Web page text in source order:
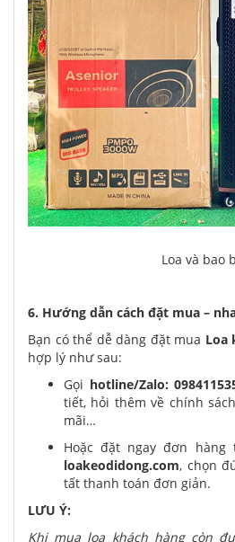
Loa và bao
6. Hướng dẫn cách đặt mua –
Bạn có thể dễ dàng đặt mua Loa
hợp lý như sau:
Gọi hotline/Zalo:
tiết, hỏi thêm về chính
mãi…
Hoặc đặt ngay đơn
loakeodidong.com, chọn
tất thanh toán đơn giản.
LƯU Ý:
Khi mua loa khách hàng còn